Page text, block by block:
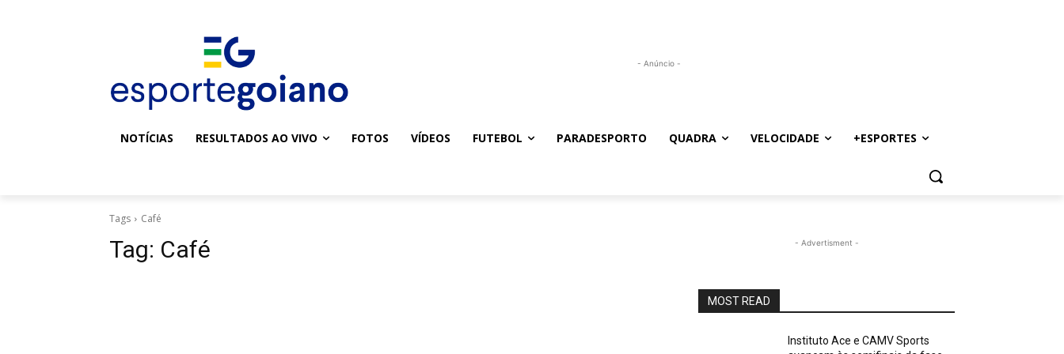
- Anúncio -
NOTÍCIAS RESULTADOS AO VIVO FOTOS VÍDEOS FUTEBOL PARADESPORTO QUADRA VELOCIDADE +ESPORTES
Tags Café
Tag: Café - Advertisment -
MOST READ
Instituto Ace e CAMV Sports